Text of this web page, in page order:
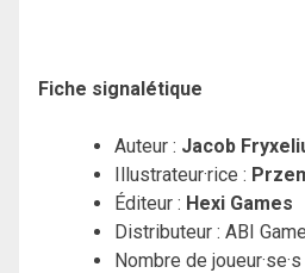
Fiche signalétique
Auteur : Jacob
Illustrateur·rice :
Éditeur : Hexi Games
Distributeur : ABI
Nombre de